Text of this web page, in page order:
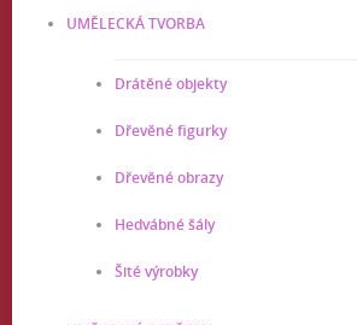
UMĚLECKÁ TVORBA
Drátěné objekty
Dřevěné figurky
Dřevěné obrazy
Hedvábné šály
Šité výrobky